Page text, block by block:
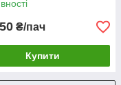
₴/пач
Купити